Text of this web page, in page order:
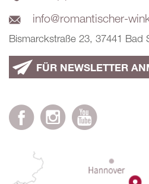
info@romantischer-
Bismarckstraße 23, 37441 Bad
FÜR NEWSLETTER